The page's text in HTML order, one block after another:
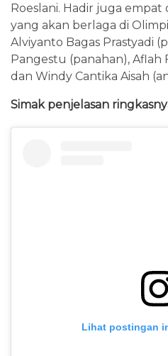
Roeslani. Hadir juga
yang akan berlaga di
Alviyanto Bagas Prastyadi
Pangestu (panahan), Aflah
dan Windy Cantika Aisah
Simak penjelasan
Lihat postingan